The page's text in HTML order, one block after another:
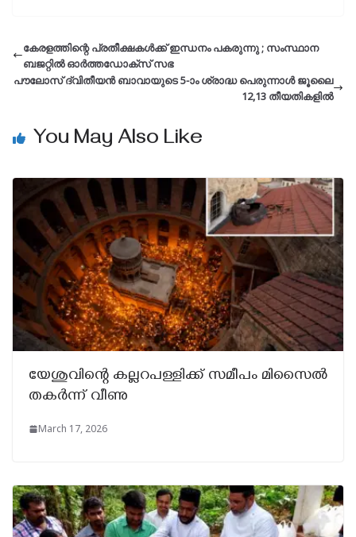
കേരളത്തിന്റെ പ്രതീക്ഷകൾക്ക് ഇന്ധനം പകരുന്നു ; സംസ്ഥാന
ബജറ്റിൽ ഓർത്തഡോക്സ് സഭ
പൗലോസ് ദ്വിതീയൻ ബാവായുടെ 5-ാം ശ്രാദ്ധ പെരുന്നാൾ ജൂലൈ
12,13 തീയതികളിൽ
You May Also Like
യേശുവിന്റെ കല്ലറപള്ളിക്ക് സമീപം മിസൈൽ
തകർന്ന് വീണു
March 17, 2026